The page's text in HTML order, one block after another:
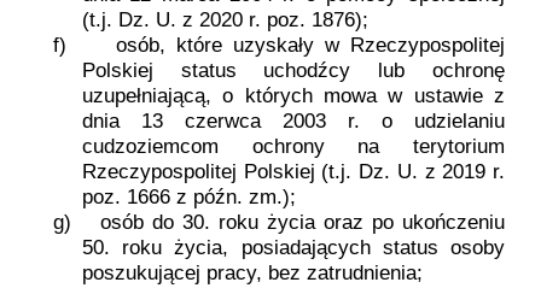
(t.j. Dz. U. z 2020 r. poz. 1876);
f)
osób, które uzyskały w Rzeczypospolitej
Polskiej status uchodźcy lub ochronę
uzupełniającą, o których mowa w ustawie z
dnia 13 czerwca 2003 r. o udzielaniu
cudzoziemcom ochrony na terytorium
Rzeczypospolitej Polskiej (t.j. Dz. U. z 2019 r.
poz. 1666 z późn. zm.);
g)
osób do 30. roku życia oraz po ukończeniu
50. roku życia, posiadających status osoby
poszukującej pracy, bez zatrudnienia;